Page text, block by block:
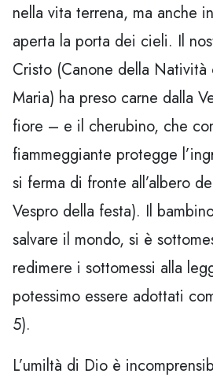
nella vita terrena, ma anche
aperta la porta dei cieli. Il
Cristo (Canone della Natività
Maria) ha preso carne dalla
fiore – e il cherubino, che
fiammeggiante protegge
si ferma di fronte all’albero
Vespro della festa). Il
salvare il mondo, si è
redimere i sottomessi alla
potessimo essere adottati
5).
L’umiltà di Dio è